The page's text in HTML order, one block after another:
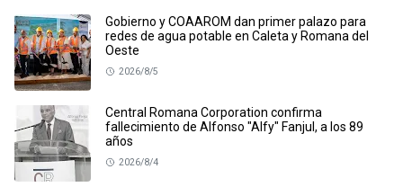
Gobierno y COAAROM dan primer palazo para
redes de agua potable en Caleta y Romana del
Oeste
2026/8/5
Central Romana Corporation confirma
fallecimiento de Alfonso "Alfy" Fanjul, a los 89
años
2026/8/4